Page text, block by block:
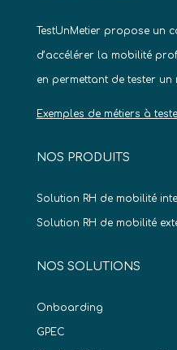
TestUnMetier propose un
d’accélérer la mobilité
en permettant de tester un
Exemples de métiers à
NOS PRODUITS
Solution RH de mobilité
Solution RH de mobilité
NOS SOLUTIONS
Onboarding
GPEC